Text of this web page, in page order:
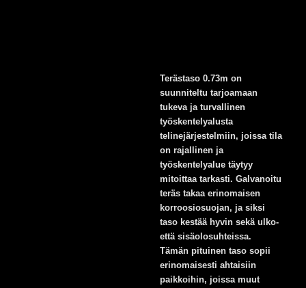
Terästaso 0.73m on
suunniteltu tarjoamaan
tukeva ja turvallinen
työskentelyalusta
telinejärjestelmiin, joissa tila
on rajallinen ja
työskentelyalue täytyy
mitoittaa tarkasti. Galvanoitu
teräs takaa erinomaisen
korroosiosuojan, ja siksi
taso kestää hyvin sekä ulko-
että sisäolosuhteissa.
Tämän pituinen taso sopii
erinomaisesti ahtaisiin
paikkoihin, joissa muut